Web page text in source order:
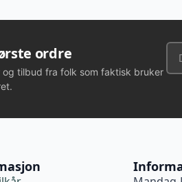
ordre
tilbud fra folk som faktisk bruker